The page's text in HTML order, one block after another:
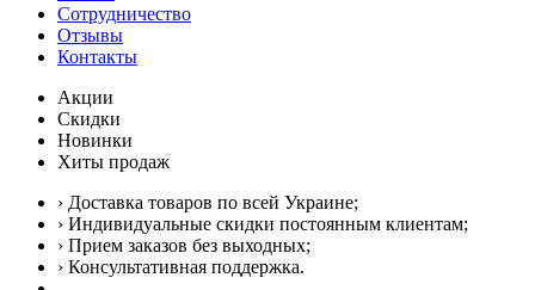
Сотрудничество
Отзывы
Контакты
Акции
Скидки
Новинки
Хиты продаж
› Доставка товаров по всей Украине;
› Индивидуальные скидки постоянным клиентам;
› Прием заказов без выходных;
› Консультативная поддержка.